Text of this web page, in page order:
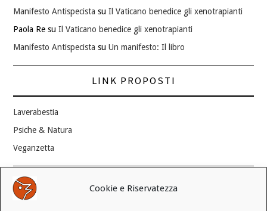
Cookie e Riservatezza
Manifesto Antispecista suIl Vaticano benedice gli xenotrapianti
Paola Re suIl Vaticano benedice gli xenotrapianti
Manifesto Antispecista suUn manifesto: Il libro
LINK PROPOSTI
Laverabestia
Psiche & Natura
Veganzetta
Modifica consenso ai cookie
REVOCA IL TUO CONSENSO